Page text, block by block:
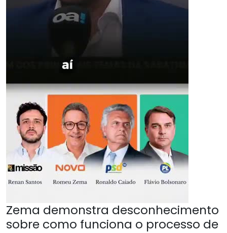
Zema demonstra desconhecimento
sobre como funciona o processo de